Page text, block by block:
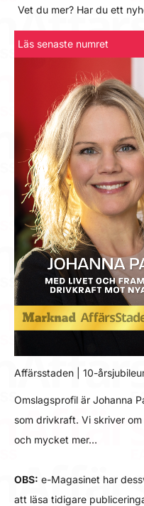
Vet du mer? Har du ett
Läs senaste numret
Affärsstaden | 10-
Omslagsprofil är Johanna
som drivkraft. Vi skriver
och mycket mer…
OBS: e-Magasinet har
att läsa tidigare